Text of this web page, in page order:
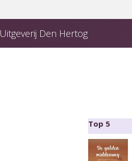
Uitgeverij Den Hertog
Top 5